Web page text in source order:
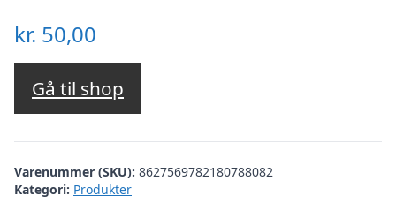
kr. 50,00
Gå til shop
Varenummer (SKU): 8627569782180788082
Kategori: Produkter